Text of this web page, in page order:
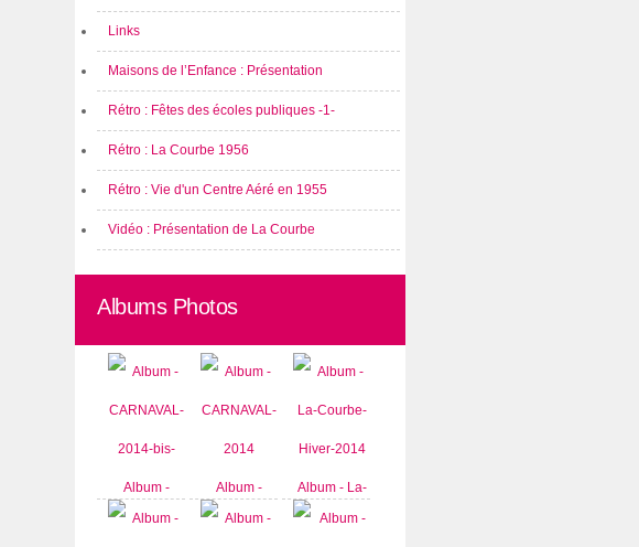
Links
Maisons de l’Enfance : Présentation
Rétro : Fêtes des écoles publiques -1-
Rétro : La Courbe 1956
Rétro : Vie d'un Centre Aéré en 1955
Vidéo : Présentation de La Courbe
Albums Photos
Album -
CARNAVAL-
Album -
CARNAVAL-
Album - La-
Courbe-